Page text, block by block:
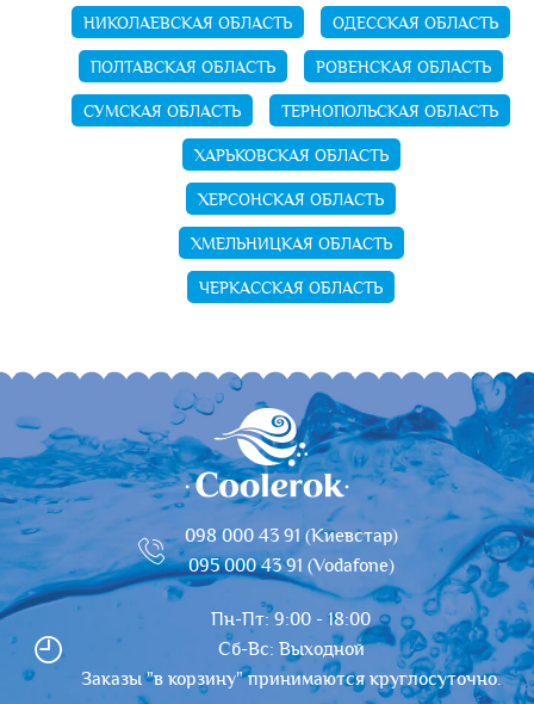
НИКОЛАЕВСКАЯ ОБЛАСТЬ
ОДЕССКАЯ ОБЛАСТЬ
ПОЛТАВСКАЯ ОБЛАСТЬ
РОВЕНСКАЯ ОБЛАСТЬ
СУМСКАЯ ОБЛАСТЬ
ТЕРНОПОЛЬСКАЯ ОБЛАСТЬ
ХАРЬКОВСКАЯ ОБЛАСТЬ
ХЕРСОНСКАЯ ОБЛАСТЬ
ХМЕЛЬНИЦКАЯ ОБЛАСТЬ
ЧЕРКАССКАЯ ОБЛАСТЬ
098 000 43 91 (Киевстар)
095 000 43 91 (Vodafone)
Пн-Пт: 9:00 - 18:00
Сб-Вс: Выходной
Заказы "в корзину" принимаются круглосуточно.